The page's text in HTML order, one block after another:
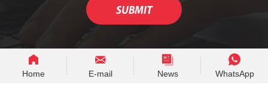
Home E-mail News WhatsApp